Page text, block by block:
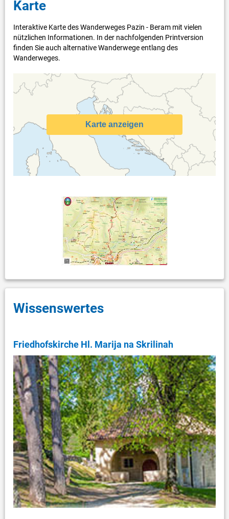
Karte
Interaktive Karte des Wanderweges Pazin - Beram mit vielen
nützlichen Informationen. In der nachfolgenden Printversion
finden Sie auch alternative Wanderwege entlang des
Wanderweges.
Karte anzeigen
Wissenswertes
Friedhofskirche Hl. Marija na Skrilinah